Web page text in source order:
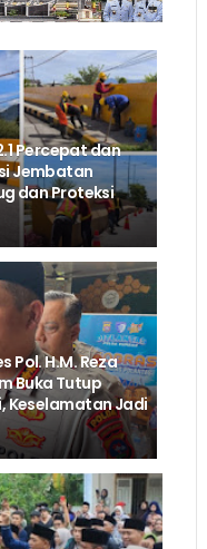
Percepat dan
Jembatan
dan Proteksi
Pol. H.M. Reza
Buka Tutup
Keselamatan Jadi